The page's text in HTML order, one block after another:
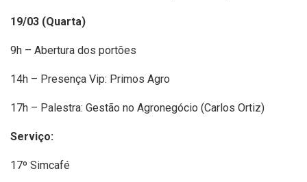
19/03 (Quarta)
9h – Abertura dos portões
14h – Presença Vip: Primos Agro
17h – Palestra: Gestão no Agronegócio (Carlos Ortiz)
Serviço:
17º Simcafé